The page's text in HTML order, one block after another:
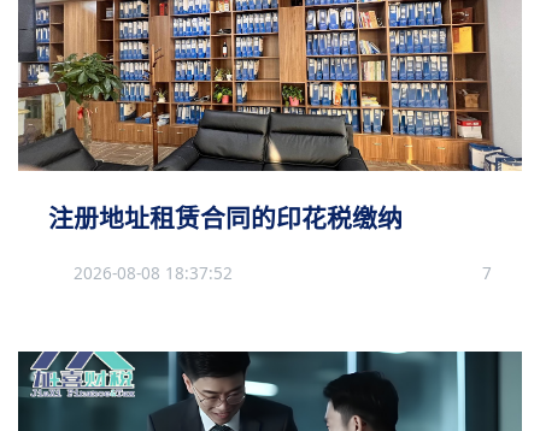
注册地址租赁合同的印花税缴纳
2026-08-08 18:37:52 7